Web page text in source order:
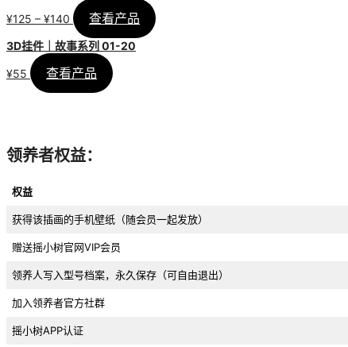
¥35。
格
为：
¥30。
¥125 – ¥140 价
格
范
围：
¥125
查看产品
3D挂件｜故事系列 01-20
¥55 查看产品
领养者权益：
权益
获得该插画的手机壁纸（随会员一起发放）
赠送摇小树官网VIP会员
领养人写入型号档案，永久保存（可自由退出）
加入领养者官方社群
摇小树APP认证